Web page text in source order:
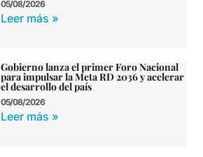
05/08/2026
Leer más »
Gobierno lanza el primer Foro Nacional
para impulsar la Meta RD 2036 y acelerar
el desarrollo del país
05/08/2026
Leer más »